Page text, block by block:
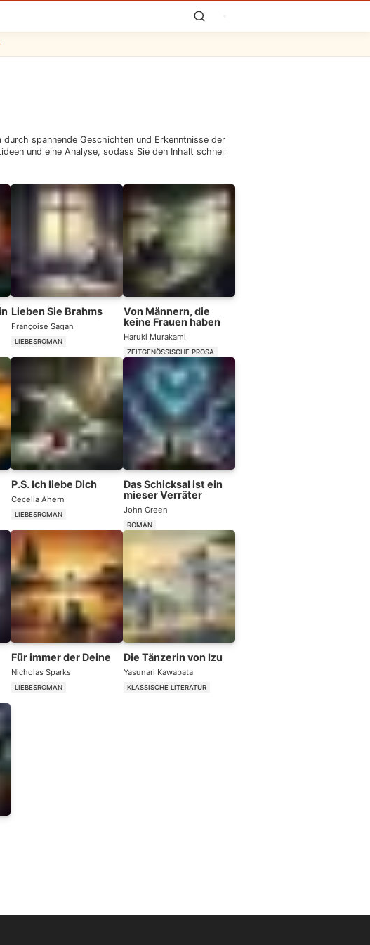
spannende Geschichten und Erkenntnisse der
und eine Analyse, sodass Sie den Inhalt schnell
Lieben Sie Brahms
Françoise Sagan
LIEBESROMAN
Von Männern, die
keine Frauen haben
Haruki Murakami
ZEITGENÖSSISCHE PROSA
P.S. Ich liebe Dich
Cecelia Ahern
LIEBESROMAN
Das Schicksal ist ein
mieser Verräter
John Green
ROMAN
Für immer der Deine
Nicholas Sparks
LIEBESROMAN
Die Tänzerin von Izu
Yasunari Kawabata
KLASSISCHE LITERATUR